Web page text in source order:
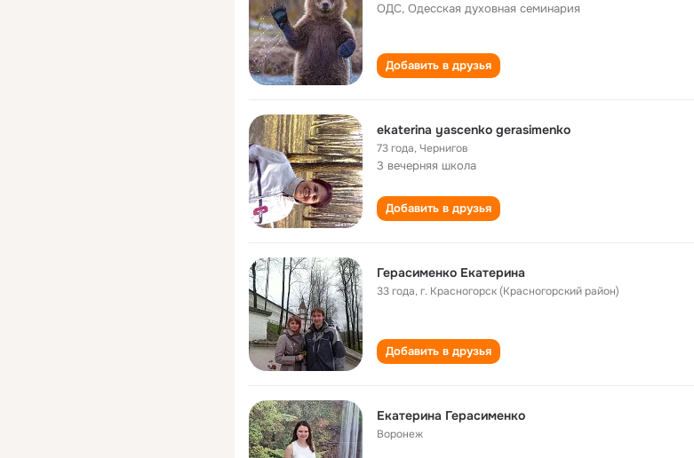
ОДС, Одесская духовная семинария
Добавить в друзья
ekaterina yascenko gerasimenko
73 года,Чернигов
3 вечерняя школа
Добавить в друзья
Герасименко Екатерина
33 года,г. Красногорск (Красногорский район)
Добавить в друзья
Екатерина Герасименко
Воронеж